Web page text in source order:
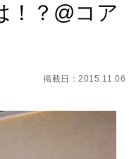
！？@コア
掲載日：2015.11.06